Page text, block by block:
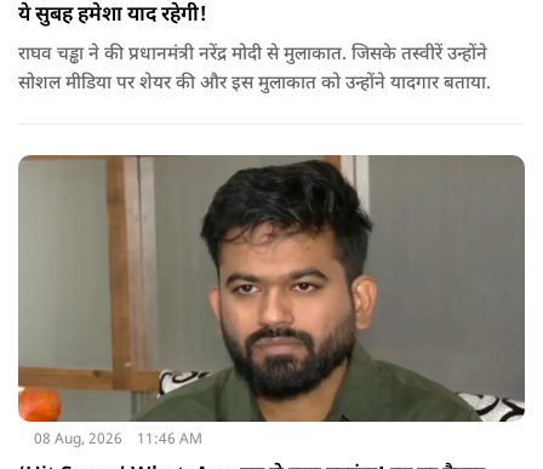
ये सुबह हमेशा याद रहेगी!
राघव चड्ढा ने की प्रधानमंत्री नरेंद्र मोदी से मुलाकात. जिसके तस्वीरें उन्होंने
सोशल मीडिया पर शेयर की और इस मुलाकात को उन्होंने यादगार बताया.
08 Aug, 2026 11:46 AM